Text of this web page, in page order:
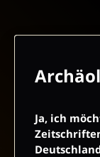
AGB UND
Ja, ich